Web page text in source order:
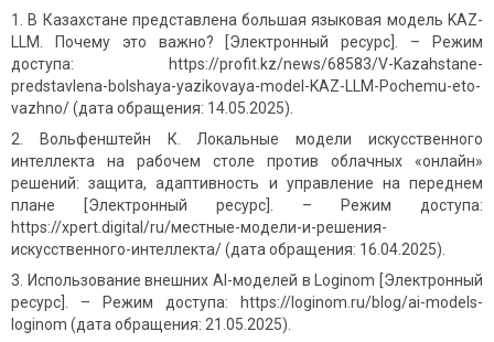
В Казахстане представлена большая языковая модель KAZ-
LLM. Почему это важно? [Электронный ресурс]. – Режим
доступа: https://profit.kz/news/68583/V-Kazahstane-
predstavlena-bolshaya-yazikovaya-model-KAZ-LLM-Pochemu-eto-
vazhno/ (дата обращения: 14.05.2025).
Вольфенштейн К. Локальные модели искусственного
интеллекта на рабочем столе против облачных «онлайн»
решений: защита, адаптивность и управление на переднем
плане [Электронный ресурс]. – Режим доступа:
https://xpert.digital/ru/местные-модели-и-решения-
искусственного-интеллекта/ (дата обращения: 16.04.2025).
Использование внешних AI-моделей в Loginom [Электронный
ресурс]. – Режим доступа: https://loginom.ru/blog/ai-models-
loginom (дата обращения: 21.05.2025).